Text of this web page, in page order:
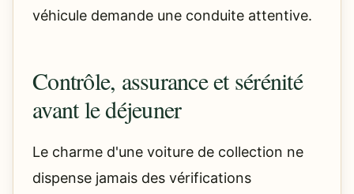
véhicule demande une conduite attentive.
Contrôle, assurance et sérénité
avant le déjeuner
Le charme d'une voiture de collection ne
dispense jamais des vérifications